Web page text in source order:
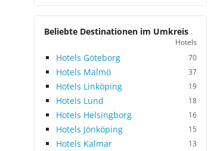
Beliebte Destinationen im Umkreis
Hotels
Hotels Göteborg 70
Hotels Malmö 37
Hotels Linköping 19
Hotels Lund 18
Hotels Helsingborg 16
Hotels Jönköping 15
Hotels Kalmar 13